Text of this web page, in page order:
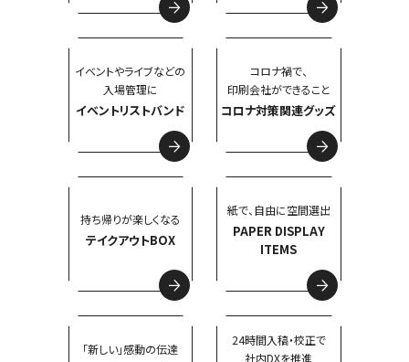
イベントやライブなどの
入場管理に
イベントリストバンド
コロナ禍で、
印刷会社ができること
コロナ対策関連グッズ
持ち帰りが楽しくなる
テイクアウトBOX
紙で、自由に空間選出
PAPER DISPLAY
ITEMS
「新しい」感動の伝達
24時間入稿・校正で
社内DXを推進